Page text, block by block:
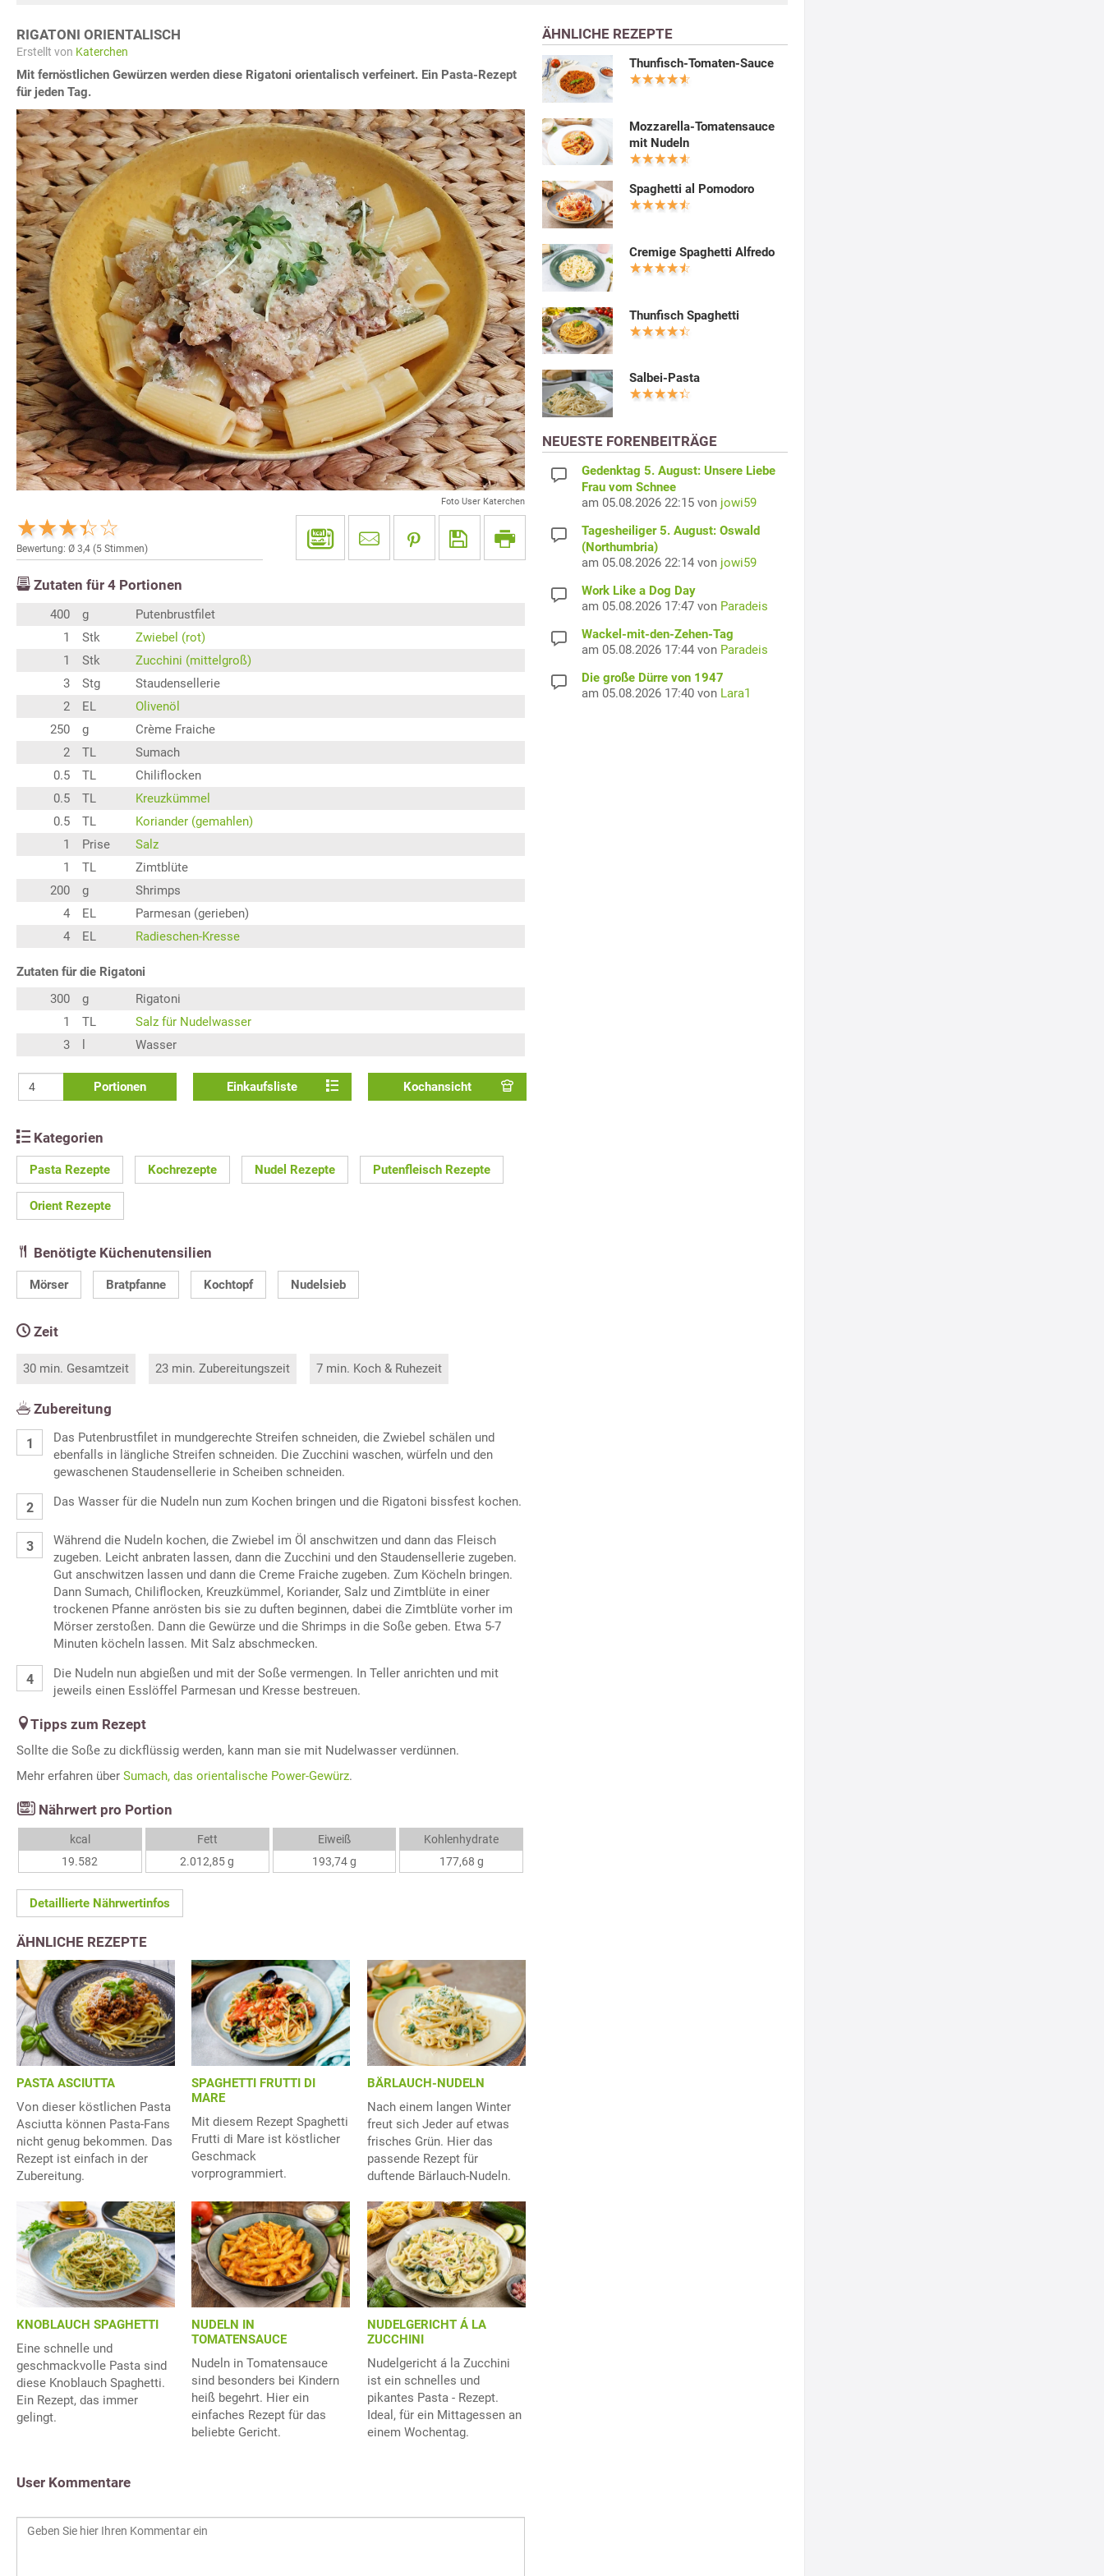
RIGATONI ORIENTALISCH
Erstellt von Katerchen
Mit fernöstlichen Gewürzen werden diese Rigatoni orientalisch verfeinert. Ein Pasta-Rezept
für jeden Tag.
Foto User Katerchen
Bewertung: Ø 3,4 (5 Stimmen)
Zutaten für 4 Portionen
400 g
Putenbrustfilet
1
Stk
Zwiebel (rot)
1
Stk
Zucchini (mittelgroß)
3
Stg
Staudensellerie
2
EL
Olivenöl
250
g
Crème Fraiche
2
TL
Sumach
0.5
TL
Chiliflocken
0.5
TL
Kreuzkümmel
0.5
TL
Koriander (gemahlen)
1
Prise
Salz
1
TL
Zimtblüte
200
g
Shrimps
4
EL
Parmesan (gerieben)
4
EL Radieschen-Kresse
Zutaten für die Rigatoni
300
g
Rigatoni
1
TL
Salz für Nudelwasser
3
Wasser
Portionen Einkaufsliste Kochansicht
Kategorien
Pasta Rezepte Kochrezepte Nudel Rezepte Putenfleisch Rezepte
Orient Rezepte
Benötigte Küchenutensilien
Mörser Bratpfanne Kochtopf Nudelsieb
Zeit
30 min. Gesamtzeit 23 min. Zubereitungszeit 7 min. Koch & Ruhezeit
Zubereitung
Das Putenbrustfilet in mundgerechte Streifen schneiden, die Zwiebel schälen und
ebenfalls in längliche Streifen schneiden. Die Zucchini waschen, würfeln und den
gewaschenen Staudensellerie in Scheiben schneiden.
Das Wasser für die Nudeln nun zum Kochen bringen und die Rigatoni bissfest kochen.
Während die Nudeln kochen, die Zwiebel im Öl anschwitzen und dann das Fleisch
zugeben. Leicht anbraten lassen, dann die Zucchini und den Staudensellerie zugeben.
Gut anschwitzen lassen und dann die Creme Fraiche zugeben. Zum Köcheln bringen.
Dann Sumach, Chiliflocken, Kreuzkümmel, Koriander, Salz und Zimtblüte in einer
trockenen Pfanne anrösten bis sie zu duften beginnen, dabei die Zimtblüte vorher im
Mörser zerstoßen. Dann die Gewürze und die Shrimps in die Soße geben. Etwa 5-7
Minuten köcheln lassen. Mit Salz abschmecken.
Die Nudeln nun abgießen und mit der Soße vermengen. In Teller anrichten und mit
jeweils einen Esslöffel Parmesan und Kresse bestreuen.
Tipps zum Rezept
Sollte die Soße zu dickflüssig werden, kann man sie mit Nudelwasser verdünnen.
Mehr erfahren über Sumach, das orientalische Power-Gewürz.
Nährwert pro Portion
kcal
19.582
Fett
2.012,85 g
Eiweiß
193,74 g
Kohlenhydrate
177,68 g
Detaillierte Nährwertinfos
ÄHNLICHE REZEPTE
PASTA ASCIUTTA
Von dieser köstlichen Pasta
Asciutta können Pasta-Fans
nicht genug bekommen. Das
Rezept ist einfach in der
Zubereitung.
SPAGHETTI FRUTTI DI
MARE
Mit diesem Rezept Spaghetti
Frutti di Mare ist köstlicher
Geschmack
vorprogrammiert.
BÄRLAUCH-NUDELN
Nach einem langen Winter
freut sich Jeder auf etwas
frisches Grün. Hier das
passende Rezept für
duftende Bärlauch-Nudeln.
KNOBLAUCH SPAGHETTI
Eine schnelle und
geschmackvolle Pasta sind
diese Knoblauch Spaghetti.
Ein Rezept, das immer
gelingt.
NUDELN IN
TOMATENSAUCE
Nudeln in Tomatensauce
sind besonders bei Kindern
heiß begehrt. Hier ein
einfaches Rezept für das
beliebte Gericht.
NUDELGERICHT Á LA
ZUCCHINI
Nudelgericht á la Zucchini
ist ein schnelles und
pikantes Pasta - Rezept.
Ideal, für ein Mittagessen an
einem Wochentag.
User Kommentare
ÄHNLICHE REZEPTE
Thunfisch-Tomaten-Sauce
Mozzarella-Tomatensauce
mit Nudeln
Spaghetti al Pomodoro
Cremige Spaghetti Alfredo
Thunfisch Spaghetti
Salbei-Pasta
NEUESTE FORENBEITRÄGE
Gedenktag 5. August: Unsere Liebe
Frau vom Schnee
am 05.08.2026 22:15 von jowi59
Tagesheiliger 5. August: Oswald
(Northumbria)
am 05.08.2026 22:14 von jowi59
Work Like a Dog Day
am 05.08.2026 17:47 von Paradeis
Wackel-mit-den-Zehen-Tag
am 05.08.2026 17:44 von Paradeis
Die große Dürre von 1947
am 05.08.2026 17:40 von Lara1